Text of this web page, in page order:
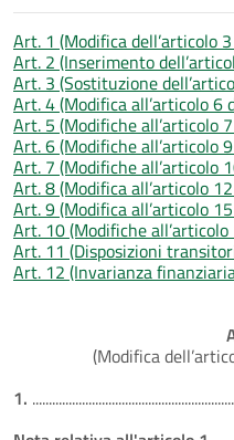
Art. 1 (Modifica dell’articolo
Art. 2 (Inserimento
Art. 3 (Sostituzione
Art. 4 (Modifica all’articolo 6
Art. 5 (Modifiche all’articolo
Art. 6 (Modifiche all’articolo
Art. 7 (Modifiche all’articolo
Art. 8 (Modifica all’articolo
Art. 9 (Modifica all’articolo
Art. 10 (Modifiche
Art. 11 (Disposizioni
Art. 12 (Invarianza
(Modifica
1.